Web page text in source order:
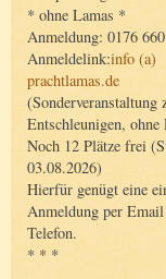
* ohne Lamas *
Anmeldung: 0176
Anmeldelink:info (a)
prachtlamas.de
(Sonderveranstaltung
Entschleunigen, ohne
Noch 12 Plätze frei
03.08.2026)
Hierfür genügt eine
Anmeldung per
Telefon.
* * *